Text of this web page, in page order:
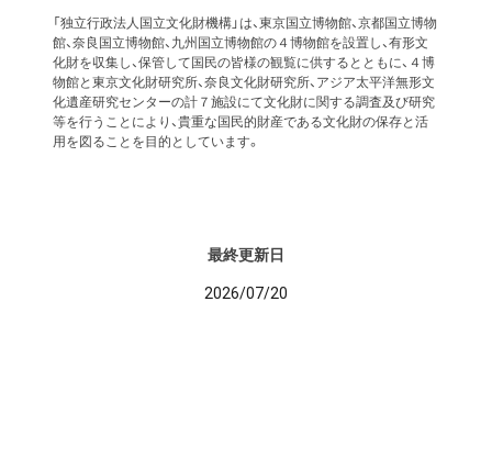
「独立行政法人国立文化財機構」は、東京国立博物館、京都国立博物
館、奈良国立博物館、九州国立博物館の４博物館を設置し、有形文
化財を収集し、保管して国民の皆様の観覧に供するとともに、４博
物館と東京文化財研究所、奈良文化財研究所、アジア太平洋無形文
化遺産研究センターの計７施設にて文化財に関する調査及び研究
等を行うことにより、貴重な国民的財産である文化財の保存と活
用を図ることを目的としています。
最終更新日
2026/07/20